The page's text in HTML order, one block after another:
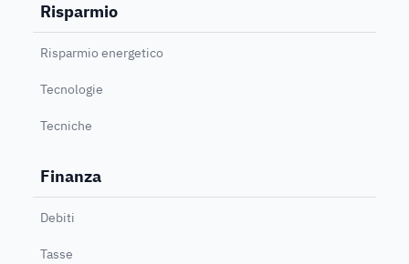
Risparmio
Risparmio energetico
Tecnologie
Tecniche
Finanza
Debiti
Tasse